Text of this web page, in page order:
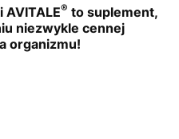
® to suplement,
niezwykle cennej
organizmu!